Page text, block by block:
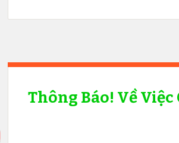
Thông Báo! Về